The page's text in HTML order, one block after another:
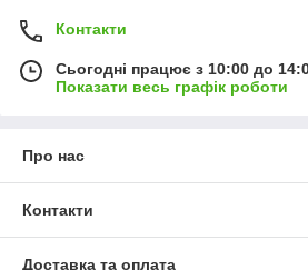
Контакти
Сьогодні працює з 10:00 до
Показати весь графік роботи
Про нас
Контакти
Доставка та оплата